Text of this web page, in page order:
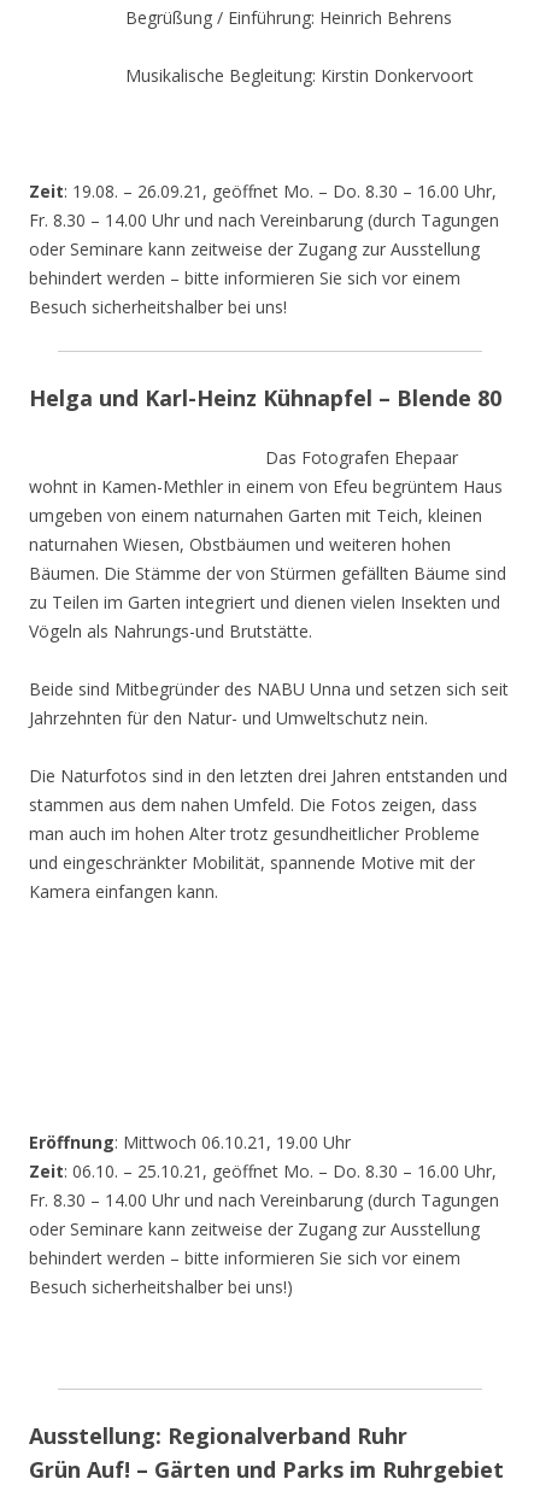
Begrüßung / Einführung: Heinrich Behrens
Musikalische Begleitung: Kirstin Donkervoort
Zeit: 19.08. – 26.09.21, geöffnet Mo. – Do. 8.30 – 16.00 Uhr,
Fr. 8.30 – 14.00 Uhr und nach Vereinbarung (durch Tagungen
oder Seminare kann zeitweise der Zugang zur Ausstellung
behindert werden – bitte informieren Sie sich vor einem
Besuch sicherheitshalber bei uns!
Helga und Karl-Heinz Kühnapfel – Blende 80
Das Fotografen Ehepaar
wohnt in Kamen-Methler in einem von Efeu begrüntem Haus
umgeben von einem naturnahen Garten mit Teich, kleinen
naturnahen Wiesen, Obstbäumen und weiteren hohen
Bäumen. Die Stämme der von Stürmen gefällten Bäume sind
zu Teilen im Garten integriert und dienen vielen Insekten und
Vögeln als Nahrungs-und Brutstätte.
Beide sind Mitbegründer des NABU Unna und setzen sich seit
Jahrzehnten für den Natur- und Umweltschutz nein.
Die Naturfotos sind in den letzten drei Jahren entstanden und
stammen aus dem nahen Umfeld. Die Fotos zeigen, dass
man auch im hohen Alter trotz gesundheitlicher Probleme
und eingeschränkter Mobilität, spannende Motive mit der
Kamera einfangen kann.
Eröffnung: Mittwoch 06.10.21, 19.00 Uhr
Zeit: 06.10. – 25.10.21, geöffnet Mo. – Do. 8.30 – 16.00 Uhr,
Fr. 8.30 – 14.00 Uhr und nach Vereinbarung (durch Tagungen
oder Seminare kann zeitweise der Zugang zur Ausstellung
behindert werden – bitte informieren Sie sich vor einem
Besuch sicherheitshalber bei uns!)
Ausstellung: Regionalverband Ruhr
Grün Auf! – Gärten und Parks im Ruhrgebiet